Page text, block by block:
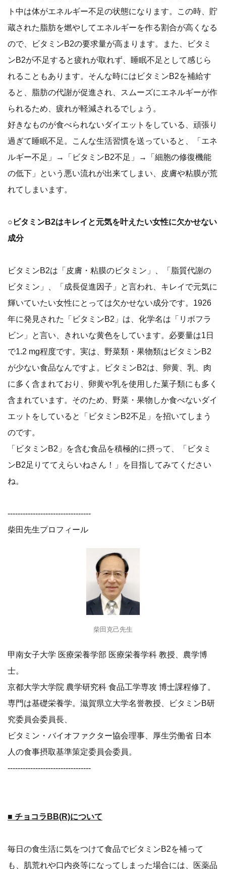
ト中は体がエネルギー不足の状態になります。この時、貯
蔵された脂肪を燃やしてエネルギーを作る割合が高くなる
ので、ビタミンB2の要求量が高まります。また、ビタミ
ンB2が不足すると疲れが取れず、睡眠不足として感じら
れることもあります。そんな時にはビタミンB2を補給す
ると、脂肪の代謝が促進され、スムーズにエネルギーが作
られるため、疲れが軽減されるでしょう。
好きなものが食べられないダイエットをしている、頑張り
過ぎて睡眠不足。こんな生活習慣を送っていると、「エネ
ルギー不足」→「ビタミンB2不足」→「細胞の修復機能
の低下」という悪い流れが出来てしまい、皮膚や粘膜が荒
れてしまいます。
○ビタミンB2はキレイと元気を叶えたい女性に欠かせない
成分
ビタミンB2は「皮膚・粘膜のビタミン」、「脂質代謝の
ビタミン」、「成長促進因子」と言われ、キレイで元気に
輝いていたい女性にとっては欠かせない成分です。1926
年に発見された「ビタミンB2」は、化学名は「リボフラ
ビン」と言い、きれいな黄色をしています。必要量は1日
で1.2 mg程度です。実は、野菜類・果物類はビタミンB2
が少ない食品なんですよ。ビタミンB2は、卵黄、乳、肉
に多く含まれており、卵黄や乳を使用した菓子類にも多く
含まれています。そのため、野菜・果物しか食べないダイ
エットをしていると「ビタミンB2不足」を招いてしまう
のです。
「ビタミンB2」を含む食品を積極的に摂って、「ビタミ
ンB2足りててえらいねさん！」を目指してみてください
ね。
---------------------------------
柴田先生プロフィール
柴田克己先生
甲南女子大学 医療栄養学部 医療栄養学科 教授、農学博
士。
京都大学大学院 農学研究科 食品工学専攻 博士課程修了。
専門は基礎栄養学。滋賀県立大学名誉教授、ビタミンB研
究委員会委員長、
ビタミン・バイオファクター協会理事、厚生労働省 日本
人の食事摂取基準策定委員会委員。
---------------------------------
■ チョコラBB(R)について
毎日の食生活に気をつけて食品でビタミンB2を補って
も、肌荒れや口内炎等になってしまった場合には、医薬品